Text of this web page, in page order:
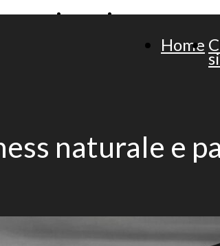
Chi Siamo Servizi Contatti
Home
naturale e